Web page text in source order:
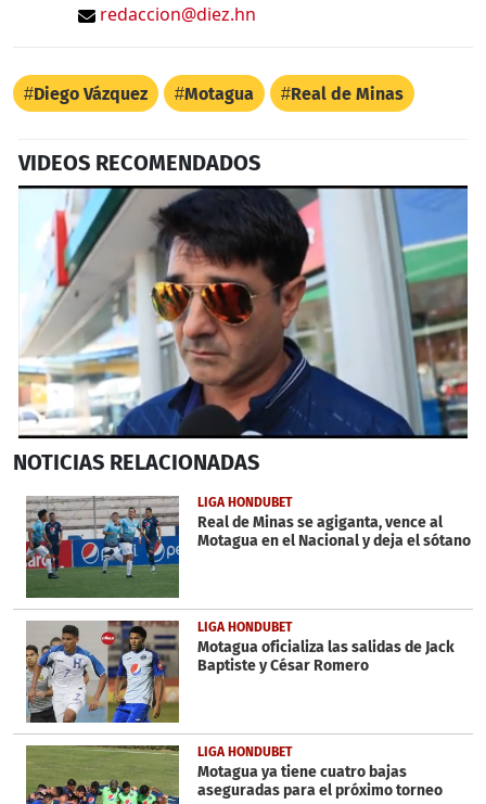
redaccion@diez.hn
Diego Vázquez Motagua Real de Minas
VIDEOS RECOMENDADOS
seconds
2
minutes,
8
seconds
NOTICIAS RELACIONADAS
LIGA HONDUBET
Real de Minas se agiganta, vence al
Motagua en el Nacional y deja el sótano
LIGA HONDUBET
Motagua oficializa las salidas de Jack
Baptiste y César Romero
LIGA HONDUBET
Motagua ya tiene cuatro bajas
aseguradas para el próximo torneo